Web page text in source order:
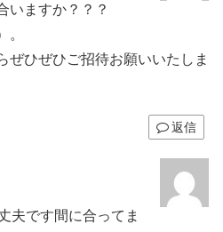
いますか？？？
。
ぜひぜひご招待お願いいたしま
返信
夫です間に合ってま